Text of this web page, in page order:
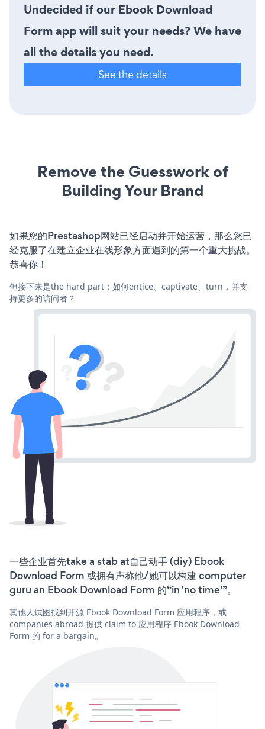
Undecided if our Ebook Download
Form app will suit your needs? We have
all the details you need.
See the details
Remove the Guesswork of
Building Your Brand
如果您的Prestashop网站已经启动并开始运营，那么您已
经克服了在建立企业在线形象方面遇到的第一个重大挑战。
恭喜你！
但接下来是the hard part：如何entice、captivate、turn，并支
持更多的访问者？
一些企业首先take a stab at自己动手 (diy) Ebook
Download Form 或拥有声称他/她可以构建 computer
guru an Ebook Download Form 的“in 'no time'”。
其他人试图找到开源 Ebook Download Form 应用程序，或
companies abroad 提供 claim to 应用程序 Ebook Download
Form 的 for a bargain。